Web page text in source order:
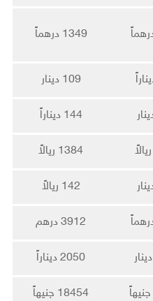
1349 درهماً
109 دينار
144 ديناراً
1384 ريالاً
142 ريالاً
3912 درهم
2050 ديناراً
18454 جنيهاً